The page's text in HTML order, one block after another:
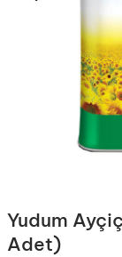
Yudum
Adet)